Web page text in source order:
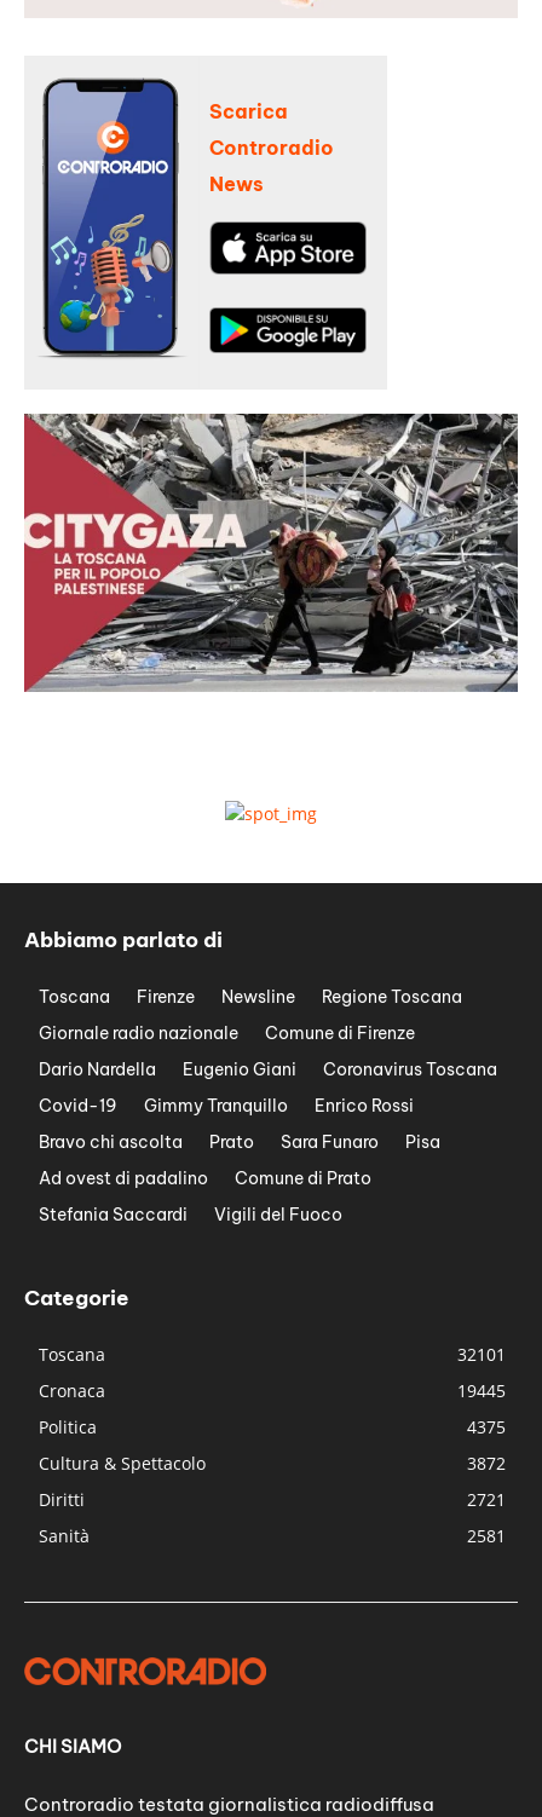
Scarica
Controradio
News
Abbiamo parlato di
Toscana Firenze Newsline
Regione Toscana
Giornale radio nazionale
Comune di Firenze
Dario Nardella
Eugenio Giani
Coronavirus Toscana
Covid-19
Gimmy Tranquillo
Enrico Rossi
Bravo chi ascolta
Prato Sara Funaro
Pisa
Ad ovest di padalino
Comune di Prato
Stefania Saccardi
Vigili del Fuoco
Categorie
Toscana
32101
Cronaca
19445
Politica
4375
Cultura & Spettacolo
3872
Diritti
2721
Sanità
2581
CHI SIAMO
Controradio testata giornalistica radiodiffusa